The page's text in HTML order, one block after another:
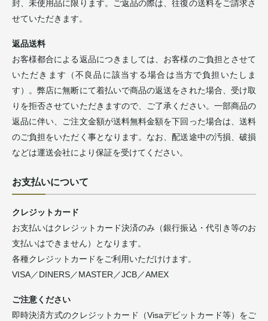
封、未使用品に限ります。ご返品の際は、往復の送料をご請求さ
せていただきます。
返品送料
お客様都合による返品につきましては、お客様のご負担とさせて
いただきます（不良品に該当する場合は当方で負担いたしま
す）。弊店に無断にて着払いで商品の返送をされた場合、受け取
りを拒否させていただきますので、ご了承ください。一部商品の
返品に伴い、ご注文金額が送料無料金額を下回った場合は、送料
のご負担をいただく事となります。なお、配送途中の汚損、破損
などは運送会社により保証を受けてください。
お支払いについて
クレジットカード
お支払いはクレジットカード決済のみ（銀行振込・代引き等のお
支払いはできません）となります。
各種クレジットカードをご利用いただけけます。
VISA／DINERS／MASTER／JCB／AMEX
ご注意ください
即時決済方式のクレジットカード（Visaデビットカード等）をご